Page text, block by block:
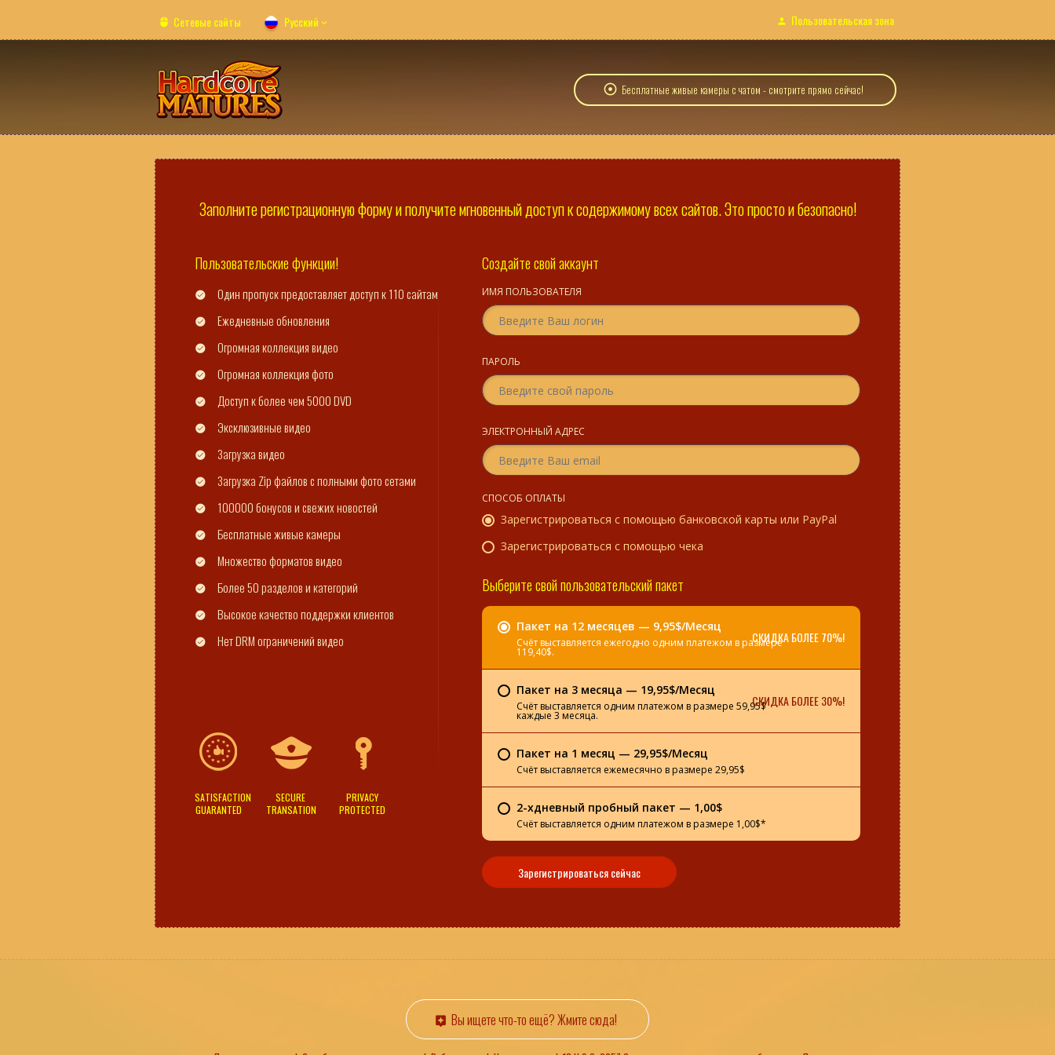
Сетевые сайты Русский Пользовательская зона
Бесплатные живые камеры с чатом - смотрите прямо сейчас!
Заполните регистрационную форму и получите мгновенный доступ к содержимому всех сайтов. Это просто и безопасно!
Создайте свой аккаунт
ИМЯ ПОЛЬЗОВАТЕЛЯ
ПАРОЛЬ
ЭЛЕКТРОННЫЙ АДРЕС
СПОСОБ ОПЛАТЫ
Зарегистрироваться с помощью банковской карты или PayPal
Зарегистрироваться с помощью чека
Выберите свой пользовательский пакет
Пакет на 12 месяцев — 9,95$/Месяц
Счёт выставляется ежегодно одним платежом в размере
119,40$.
СКИДКА БОЛЕЕ 70%!
Пакет на 3 месяца — 19,95$/Месяц
Счёт выставляется одним платежом в размере 59,95$
каждые 3 месяца.
СКИДКА БОЛЕЕ 30%!
Пакет на 1 месяц — 29,95$/Месяц
Счёт выставляется ежемесячно в размере 29,95$
2-хдневный пробный пакет — 1,00$
Счёт выставляется одним платежом в размере 1,00$*
Зарегистрироваться сейчас
Пользовательские функции!
Один пропуск предоставляет доступ к 110 сайтам
Ежедневные обновления
Огромная коллекция видео
Огромная коллекция фото
Доступ к более чем 5000 DVD
Эксклюзивные видео
Загрузка видео
Загрузка Zip файлов с полными фото сетами
100000 бонусов и свежих новостей
Бесплатные живые камеры
Множество форматов видео
Более 50 разделов и категорий
Высокое качество поддержки клиентов
Нет DRM ограничений видео
SATISFACTION
GUARANTED
SECURE
TRANSATION
PRIVACY
PROTECTED
Вы ищете что-то ещё? Жмите сюда!